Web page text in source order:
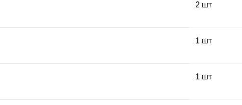
2 шт
1 шт
1 шт